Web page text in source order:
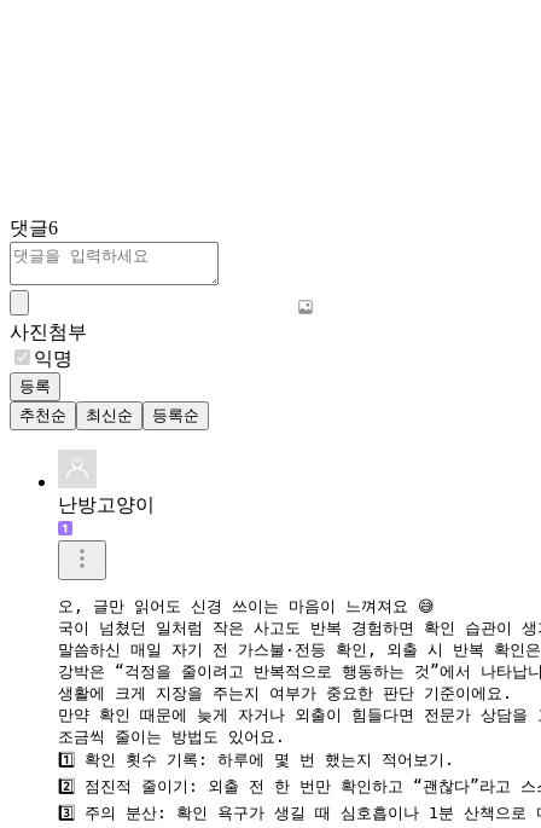
댓글6
사진첨부
익명
등록
추천순
최신순 등록순
난방고양이
오, 글만 읽어도 신경 쓰이는 마음이 느껴져요 😅
국이 넘쳤던 일처럼 작은 사고도 반복 경험하면 확인 습관이
말씀하신 매일 자기 전 가스불·전등 확인, 외출 시 반복 확인
강박은 “걱정을 줄이려고 반복적으로 행동하는 것”에서 나타납
생활에 크게 지장을 주는지 여부가 중요한 판단 기준이에요.
만약 확인 때문에 늦게 자거나 외출이 힘들다면 전문가 상담을
조금씩 줄이는 방법도 있어요.
1️⃣ 확인 횟수 기록: 하루에 몇 번 했는지 적어보기.
2️⃣ 점진적 줄이기: 외출 전 한 번만 확인하고 “괜찮다”라고 스
3️⃣ 주의 분산: 확인 욕구가 생길 때 심호흡이나 1분 산책으로